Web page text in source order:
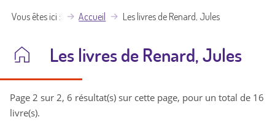
Vous êtes ici Accueil Les livres de Renard, Jules
Les livres de Renard, Jules
Page 2 sur 2, 6 résultat(s) sur cette page, pour un total de 16
livre(s).